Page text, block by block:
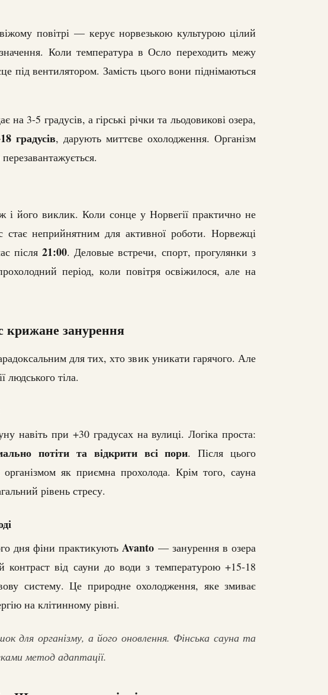
повітрі — керує норвезькою культурою цілий
Коли температура в Осло переходить межу
під вентилятором. Замість цього вони піднімаються
3-5 градусів, а гірські річки та льодовикові озера,
градусів, дарують миттєве охолодження. Організм
і його виклик. Коли сонце у Норвегії практично не
стає неприйнятним для активної роботи. Норвежці
після21:00. Деловые встречи, спорт, прогулянки з
період, коли повітря освіжилося, але на
занурення
для тих, хто звик уникати гарячого. Але
людського тіла.
навіть при +30 градусах на вулиці. Логіка проста:
потіти та відкрити всі пори. Після цього
як приємна прохолода. Крім того, сауна
рівень стресу.
дня фіни практикують Avanto — занурення в озера
контраст від сауни до води з температурою +15-18
систему. Це природне охолодження, яке змиває
на клітинному рівні.
організму, а його оновлення. Фінська сауна та
метод адаптації.